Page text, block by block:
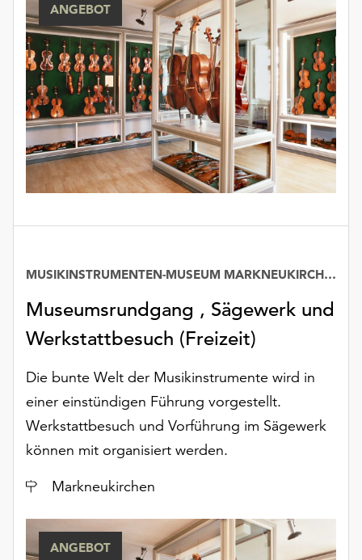
Verfügung.
Funktionale
Cookies
werden
auch
ohne
Ihr
Einverständnis
weiterhin
ausgeführt.
Sie
Cookies
anpassen,
erreichen
Sie
Einstellungen
über
Schaltfläche
„Auswählen“.
Weitere
finden
ANGEBOT
Museumsrundgang , Sägewerk und
Werkstattbesuch (Freizeit)
MUSIKINSTRUMENTEN-MUSEUM MARKNEUKIRCHEN
Die bunte Welt der Musikinstrumente wird in
einer einstündigen Führung vorgestellt.
Werkstattbesuch und Vorführung im Sägewerk
können mit organisiert werden.
Ort
Markneukirchen
ANGEBOT